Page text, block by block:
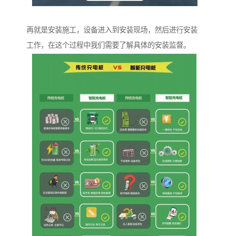
再就是安装施工，设备进入到安装现场，然后进行安装
工作，在这个过程中我们需要了解具体的安装监督。